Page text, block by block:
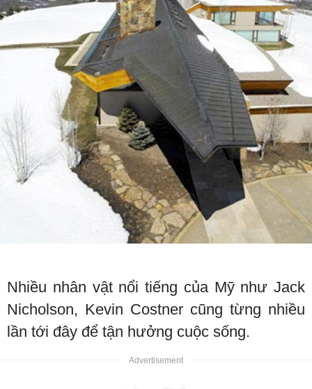
Nhiều nhân vật nổi tiếng của Mỹ như Jack
Nicholson, Kevin Costner cũng từng nhiều
lần tới đây để tận hưởng cuộc sống.